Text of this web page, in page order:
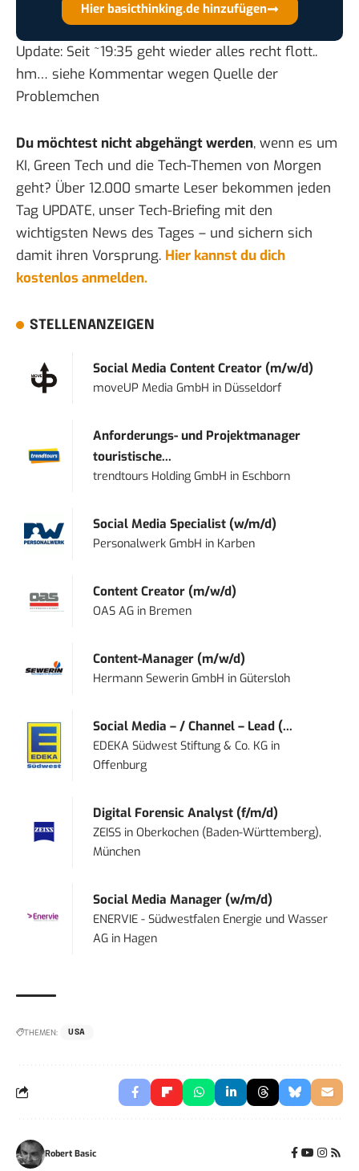
Hier basicthinking.de hinzufügen
Update: Seit ~19:35 geht wieder alles recht flott..
hm… siehe Kommentar wegen Quelle der
Problemchen
Du möchtest nicht abgehängt werden, wenn es um
KI, Green Tech und die Tech-Themen von Morgen
geht? Über 12.000 smarte Leser bekommen jeden
Tag UPDATE, unser Tech-Briefing mit den
wichtigsten News des Tages – und sichern sich
damit ihren Vorsprung. Hier kannst du dich
kostenlos anmelden.
STELLENANZEIGEN
Social Media Content Creator (m/w/d)
moveUP Media GmbH in Düsseldorf
Anforderungs- und Projektmanager
touristische...
trendtours Holding GmbH in Eschborn
Social Media Specialist (w/m/d)
Personalwerk GmbH in Karben
Content Creator (m/w/d)
OAS AG in Bremen
Content-Manager (m/w/d)
Hermann Sewerin GmbH inGütersloh
Social Media – / Channel – Lead (...
EDEKA Südwest Stiftung & Co. KG in
Offenburg
Digital Forensic Analyst (f/m/d)
ZEISS inOberkochen (Baden-Württemberg),
München
Social Media Manager (w/m/d)
ENERVIE - Südwestfalen Energie und Wasser
AG in Hagen
THEMEN: USA
Robert Basic